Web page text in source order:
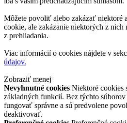
Môžete povoliť alebo zakázať niektoré
cookie, ale zakázanie niektorých z
z prehliadania.
Viac informácií o cookies nájdete v
údajov.
Zobraziť menej
Nevyhnutné cookies Niektoré cookies
základných funkcií. Bez týchto
fungovať správne a sú predvolene
deaktivovať.